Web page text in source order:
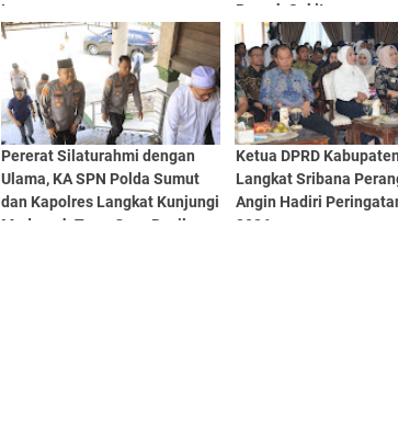
Lancar
Rumah Sakit
Pererat Silaturahmi dengan
Ulama, KA SPN Polda Sumut
dan Kapolres Langkat Kunjungi
Madrasah Tuan Guru Besilam
Ketua DPRD Kabupaten
Langkat Sribana
Angin Hadiri
2026